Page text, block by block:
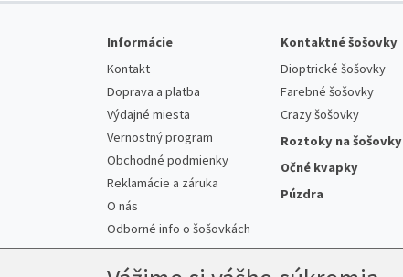
Informácie
Kontakt
Doprava a platba
Výdajné miesta
Vernostný program
Obchodné podmienky
Reklamácie a záruka
O nás
Odborné info o šošovkách
Kontaktné šošovky
Dioptrické šošovky
Farebné šošovky
Crazy šošovky
Roztoky na šošovky
Očné kvapky
Púzdra